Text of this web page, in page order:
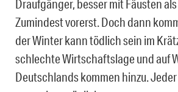
Draufgänger, besser mit Fäusten
Zumindest vorerst. Doch dann
der Winter kann tödlich sein im
schlechte Wirtschaftslage und auf
Deutschlands kommen hinzu.